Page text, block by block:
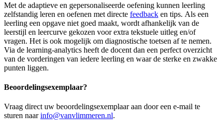
Met de adaptieve en gepersonaliseerde oefening kunnen leerling
zelfstandig leren en oefenen met directe feedback en tips. Als een
leerling een opgave niet goed maakt, wordt afhankelijk van de
leerstijl en leercurve gekozen voor extra tekstuele uitleg en/of
vragen. Het is ook mogelijk om diagnostische toetsen af te nemen.
Via de learning-analytics heeft de docent dan een perfect overzicht
van de vorderingen van iedere leerling en waar de sterke en zwakke
punten liggen.
Beoordelingsexemplaar?
Vraag direct uw beoordelingsexemplaar aan door een e-mail te
sturen naarinfo@vanvlimmeren.nl.